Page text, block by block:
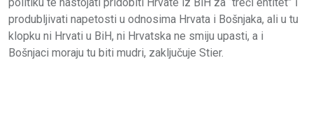
produbljivati napetosti u odnosima Hrvata i Bošnjaka, ali u tu
klopku ni Hrvati u BiH, ni Hrvatska ne smiju upasti, a i
Bošnjaci moraju tu biti mudri, zaključuje Stier.